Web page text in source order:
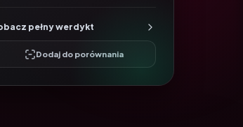
pełny werdykt
Dodaj do porównania